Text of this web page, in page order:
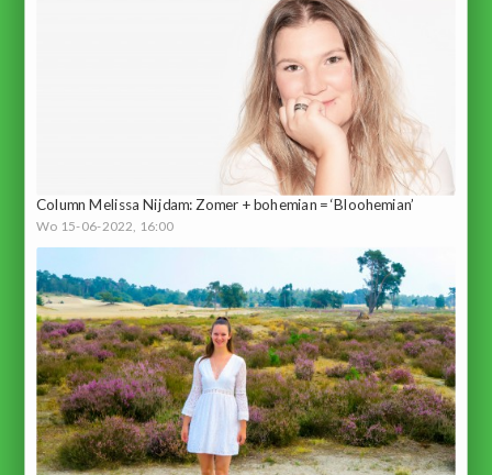
Column Melissa Nijdam: Zomer + bohemian = ‘Bloohemian’
Wo 15-06-2022, 16:00